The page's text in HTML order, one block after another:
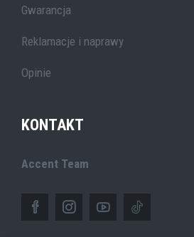
Gwarancja
Reklamacje i naprawy
Opinie
KONTAKT
Accent Team